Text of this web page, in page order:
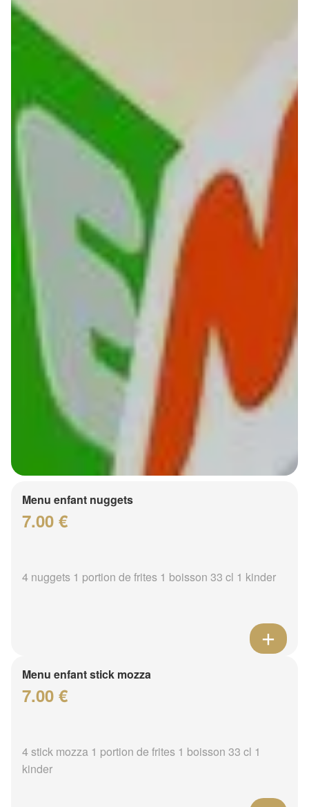
Menu enfant nuggets
7.00 €
4 nuggets 1 portion de frites 1 boisson 33 cl 1 kinder
Menu enfant stick mozza
7.00 €
4 stick mozza 1 portion de frites 1 boisson 33 cl 1
kinder